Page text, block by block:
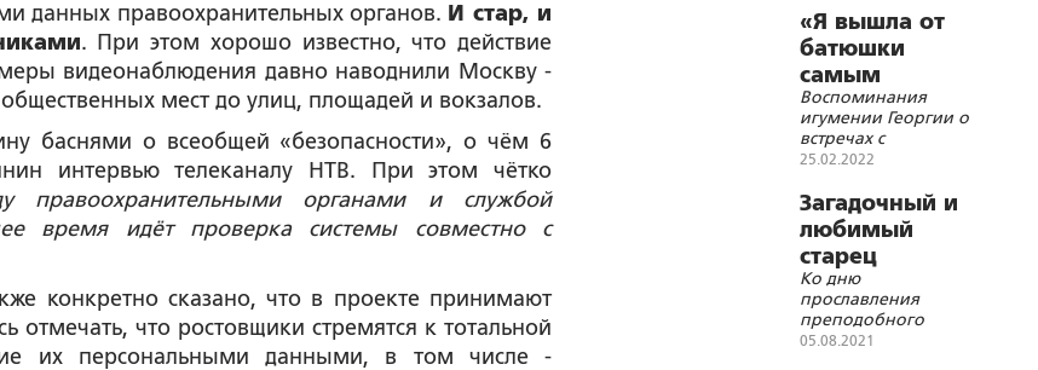
данных правоохранительных органов. И стар, и
. При этом хорошо известно, что действие
видеонаблюдения давно наводнили Москву -
мест до улиц, площадей и вокзалов.
баснями о всеобщей «безопасности», о чём 6
интервью телеканалу НТВ. При этом чётко
правоохранительными органами и службой
время идёт проверка системы совместно с
конкретно сказано, что в проекте принимают
отмечать, что ростовщики стремятся к тотальной
их персональными данными, в том числе -
Серафиму
Вырицкому
«Я вышла от
батюшки
самым
счастливым
человеком...»
Воспоминания
игумении Георгии о
встречах с
преподобным
Вырицким
25.02.2022
Загадочный и
любимый
старец
Ко дню
прославления
преподобного
Феодосия
05.08.2021